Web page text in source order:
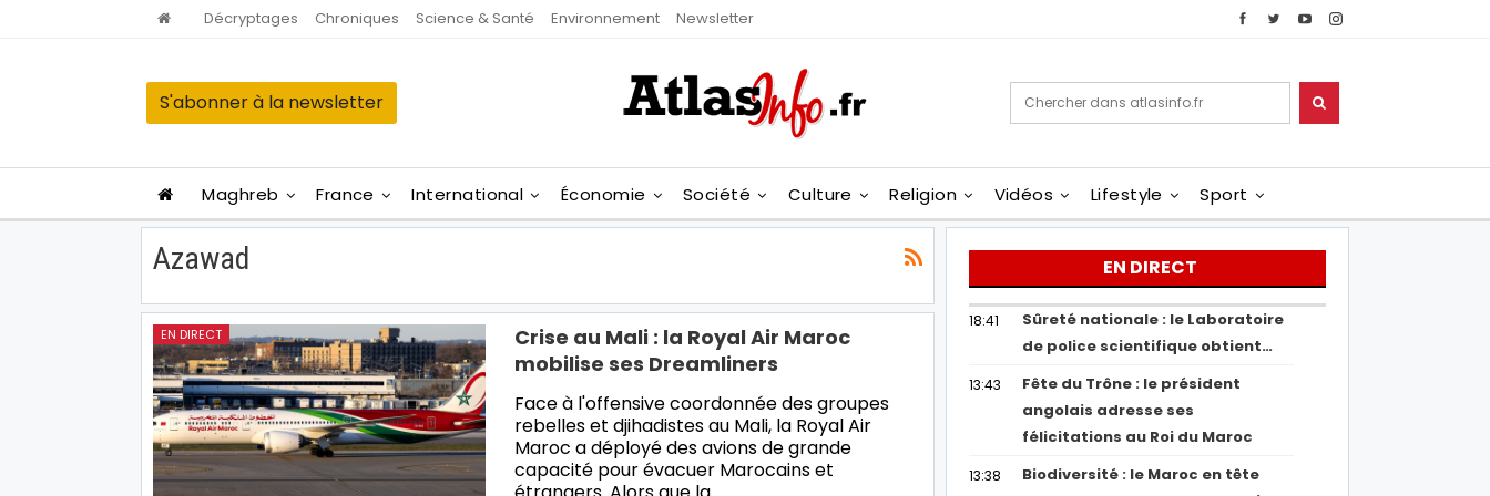
Décryptages Chroniques Science & Santé Environnement Newsletter
S'abonner à la newsletter
Maghreb France International Économie Société Culture Religion Vidéos Lifestyle Sport
Azawad
EN DIRECT
Crise au Mali : la Royal Air Maroc
mobilise ses Dreamliners
Face à l'offensive coordonnée des groupes
rebelles et djihadistes au Mali, la Royal Air
Maroc a déployé des avions de grande
capacité pour évacuer Marocains et
EN DIRECT
18:41
Sûreté nationale : le Laboratoire
de police scientifique obtient…
13:43
Fête du Trône : le président
angolais adresse ses
félicitations au Roi du Maroc
13:38
Biodiversité : le Maroc en tête